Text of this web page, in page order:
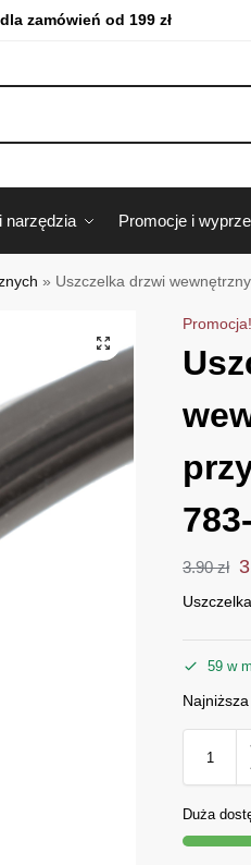
dla zamówień od 199 zł
narzędzia Promocje i
» Uszczelka drzwi
Promocja!
3.90zł
59 w
Duża